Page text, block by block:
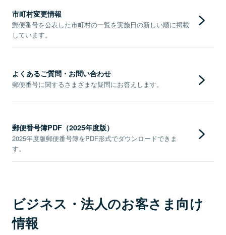
市町村変更情報
郵便番号を公表した市町村の一覧を実施日の新しい順に掲載
しています。
よくあるご質問・お問い合わせ
郵便番号に関するさまざまな疑問にお答えします。
郵便番号簿PDF（2025年度版）
2025年度版郵便番号簿をPDF形式でダウンロードできま
す。
ビジネス・法人のお客さま向け
情報